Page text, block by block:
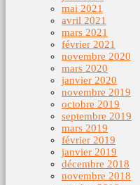
mai 2021
avril 2021
mars 2021
février 2021
novembre 2020
mars 2020
janvier 2020
novembre 2019
octobre 2019
septembre 2019
mars 2019
février 2019
janvier 2019
décembre 2018
novembre 2018